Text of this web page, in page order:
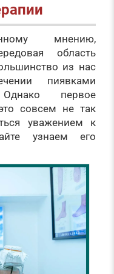
мнению,
область
из нас
пиявками
первое
совсем не так
уважением к
узнаем его